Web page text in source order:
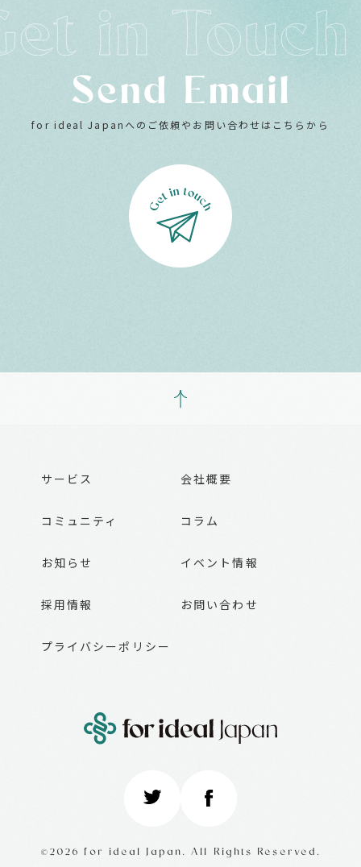
Send Email
for ideal Japanへのご依頼やお問い合わせはこちらから
サービス 会社概要
コミュニティ コラム
お知らせ イベント情報
採用情報 お問い合わせ
プライバシーポリシー
©2026 for ideal Japan. All Rights Reserved.